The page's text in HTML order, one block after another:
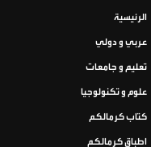
الرئيسية
عربي و دولي
تعليم و جامعات
علوم و تكنولوجيا
كتاب كرمالكم
اطباق كرمالكم